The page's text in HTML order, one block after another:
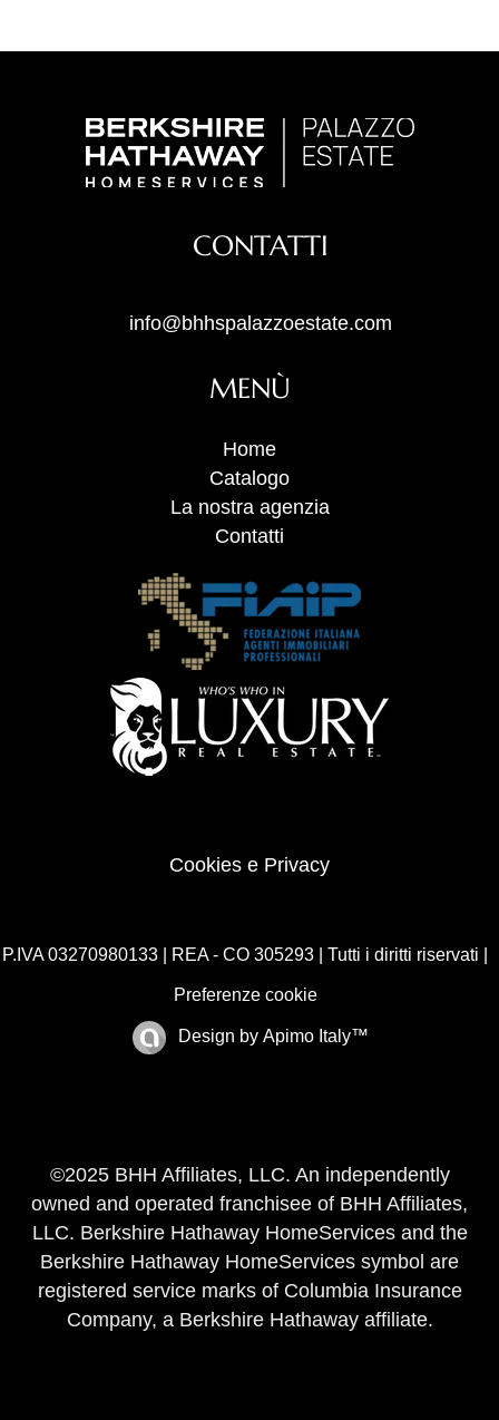
CONTATTI
info@bhhspalazzoestate.com
MENÙ
Home
Catalogo
La nostra agenzia
Contatti
Cookies e Privacy
P.IVA 03270980133 | REA - CO 305293 | Tutti i diritti riservati |
Preferenze cookie
Design by Apimo Italy™
©2025 BHH Affiliates, LLC. An independently
owned and operated franchisee of BHH Affiliates,
LLC. Berkshire Hathaway HomeServices and the
Berkshire Hathaway HomeServices symbol are
registered service marks of Columbia Insurance
Company, a Berkshire Hathaway affiliate.